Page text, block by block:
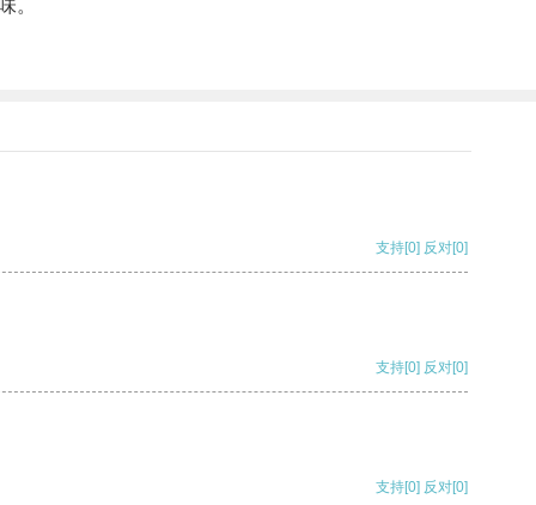
。
支持[0] 反对[0]
支持[0] 反对[0]
支持[0] 反对[0]